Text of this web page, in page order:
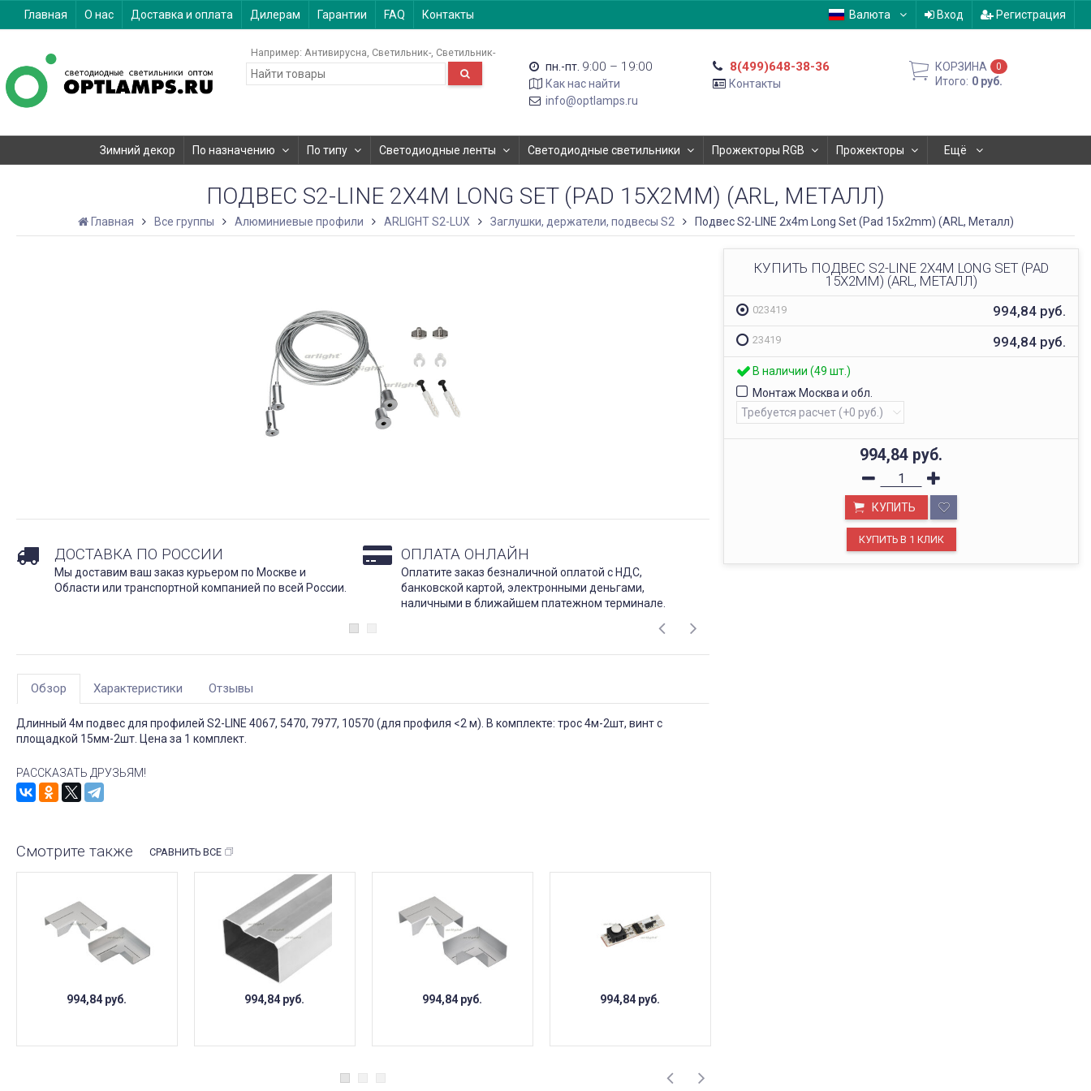
Главная О нас Доставка и оплата Дилерам Гарантии FAQ Контакты Валюта Вход Регистрация
Например: Антивирусна Светильник- Светильник-
пн.-пт. 9:00 – 19:00
Как нас найти
info@optlamps.ru
8(499)648-38-36
Контакты
КОРЗИНА 0
Итого: 0 руб.
Зимний декор По назначению По типу Светодиодные ленты Светодиодные светильники Прожекторы RGB Прожекторы Ещё
ПОДВЕС S2-LINE 2X4M LONG SET (PAD 15X2MM) (ARL, МЕТАЛЛ)
Главная Все группы Алюминиевые профили ARLIGHT S2-LUX Заглушки, держатели, подвесы S2 Подвес S2-LINE 2x4m Long Set (Pad 15x2mm) (ARL, Металл)
КУПИТЬ ПОДВЕС S2-LINE 2X4M LONG SET (PAD
15X2MM) (ARL, МЕТАЛЛ)
023419 994,84 руб.
23419 994,84 руб.
В наличии (49 шт.)
Монтаж Москва и обл.
994,84 руб.
КУПИТЬ
ДОСТАВКА ПО РОССИИ
Мы доставим ваш заказ курьером по Москве и
Области или транспортной компанией по всей России.
ОПЛАТА ОНЛАЙН
Оплатите заказ безналичной оплатой с НДС,
банковской картой, электронными деньгами,
наличными в ближайшем платежном терминале.
ОФИС В МОСКВЕ
Обзор Характеристики Отзывы
Длинный 4м подвес для профилей S2-LINE 4067, 5470, 7977, 10570 (для профиля <2 м). В комплекте: трос 4м-2шт, винт с
площадкой 15мм-2шт. Цена за 1 комплект.
РАССКАЗАТЬ ДРУЗЬЯМ!
Смотрите также СРАВНИТЬ ВСЕ
994,84 руб. 994,84 руб. 994,84 руб. 994,84 руб.